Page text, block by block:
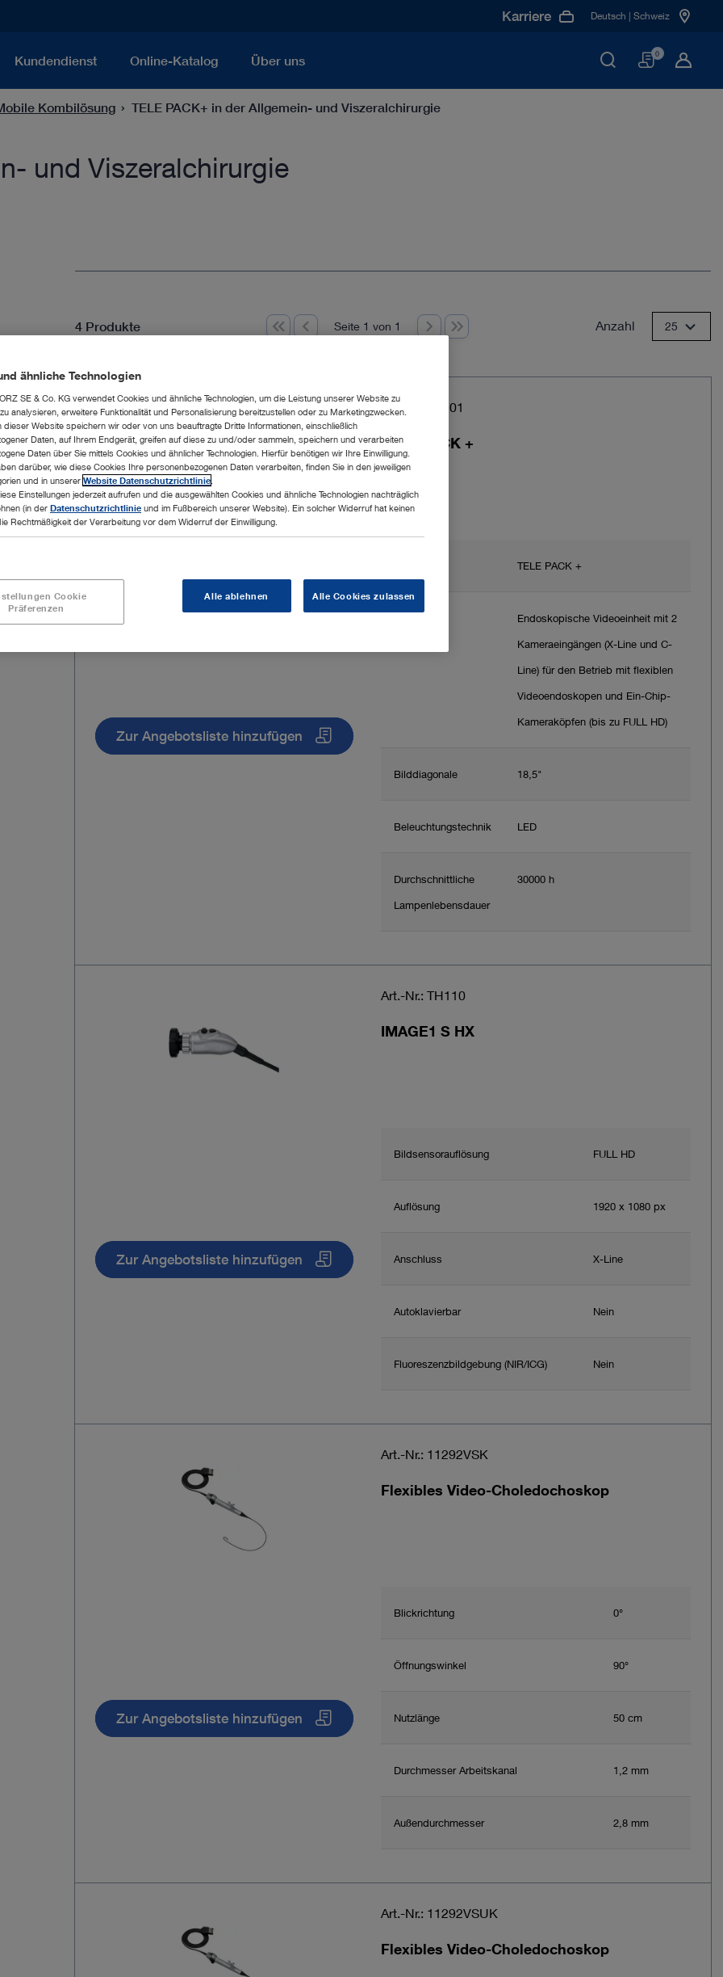
Kundendienst Online-Katalog Über uns
Karriere Deutsch | Schweiz
0
Kombilösung TELE PACK+ in der Allgemein- und Viszeralchirurgie
und Viszeralchirurgie
4 Produkte Seite 1 von 1 Anzahl 25
Art.-Nr.: TP101
TELE PACK +
TELE PACK +
Endoskopische Videoeinheit mit 2
Kameraeingängen (X-Line und C-
Line) für den Betrieb mit flexiblen
Videoendoskopen und Ein-Chip-
Kameraköpfen (bis zu FULL HD)
Bilddiagonale 18,5"
Beleuchtungstechnik LED
Durchschnittliche
Lampenlebensdauer
30000 h
Zur Angebotsliste hinzufügen
Art.-Nr.: TH110
IMAGE1 S HX
Bildsensorauflösung FULL HD
Auflösung 1920 x 1080 px
Anschluss X-Line
Autoklavierbar Nein
Fluoreszenzbildgebung (NIR/ICG) Nein
Zur Angebotsliste hinzufügen
Art.-Nr.: 11292VSK
Flexibles Video-Choledochoskop
Blickrichtung 0°
Öffnungswinkel 90°
Nutzlänge 50 cm
Durchmesser Arbeitskanal 1,2 mm
Außendurchmesser 2,8 mm
Zur Angebotsliste hinzufügen
Art.-Nr.: 11292VSUK
Flexibles Video-Choledochoskop
ähnliche Technologien
SE & Co. KG verwendet Cookies und ähnliche Technologien, um die Leistung unserer Website zu
analysieren, erweitere Funktionalität und Personalisierung bereitzustellen oder zu Marketingzwecken.
dieser Website speichern wir oder von uns beauftragte Dritte Informationen, einschließlich
Daten, auf Ihrem Endgerät, greifen auf diese zu und/oder sammeln, speichern und verarbeiten
Daten über Sie mittels Cookies und ähnlicher Technologien. Hierfür benötigen wir Ihre Einwilligung.
darüber, wie diese Cookies Ihre personenbezogenen Daten verarbeiten, finden Sie in den jeweiligen
und in unserer Website Datenschutzrichtlinie
Einstellungen jederzeit aufrufen und die ausgewählten Cookies und ähnliche Technologien nachträglich
(in der Datenschutzrichtlinie und im Fußbereich unserer Website). Ein solcher Widerruf hat keinen
Rechtmäßigkeit der Verarbeitung vor dem Widerruf der Einwilligung.
Cookie
Präferenzen
Alle ablehnen Alle Cookies zulassen